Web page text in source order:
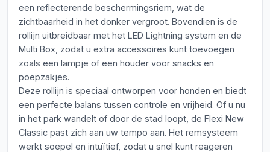
een reflecterende beschermingsriem, wat de
zichtbaarheid in het donker vergroot. Bovendien is de
rollijn uitbreidbaar met het LED Lightning system en de
Multi Box, zodat u extra accessoires kunt toevoegen
zoals een lampje of een houder voor snacks en
poepzakjes.
Deze rollijn is speciaal ontworpen voor honden en biedt
een perfecte balans tussen controle en vrijheid. Of u nu
in het park wandelt of door de stad loopt, de Flexi New
Classic past zich aan uw tempo aan. Het remsysteem
werkt soepel en intuïtief, zodat u snel kunt reageren